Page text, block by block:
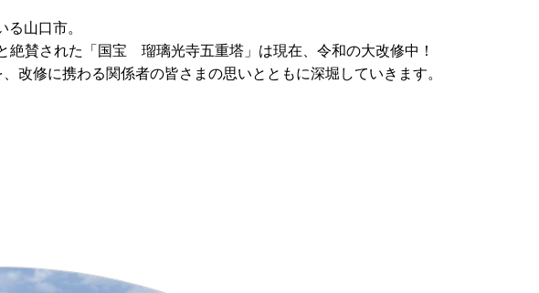
る山口市。
賛された「国宝 瑠璃光寺五重塔」は現在、令和の大改修中！
改修に携わる関係者の皆さまの思いとともに深堀していきます。